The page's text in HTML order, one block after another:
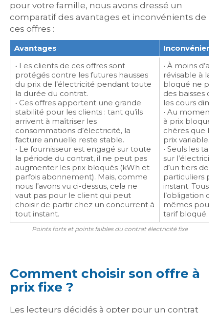
pour votre famille, nous avons dressé un
comparatif des avantages et inconvénients de
ces offres :
Avantages
Inconvénients
• Les clients de ces offres sont
protégés contre les futures hausses
du prix de l’électricité pendant toute
la durée du contrat.
• Ces offres apportent une grande
stabilité pour les clients : tant qu’ils
arrivent à maîtriser les
consommations d’électricité, la
facture annuelle reste stable.
• Le fournisseur est engagé sur toute
la période du contrat, il ne peut pas
augmenter les prix bloqués (kWh et
parfois abonnement). Mais, comme
nous l’avons vu ci-dessus, cela ne
vaut pas pour le client qui peut
choisir de partir chez un concurrent à
tout instant.
• À moins
révisable à la
bloqué ne
des baisses
les cours
• Au moment
à prix bloqué
chères que le
prix variable.
• Seuls les
sur
d’un tiers de
particuliers
instant. Tous
l’obligation
mêmes pour
tarif bloqué.
Points forts et points faibles du contrat électricité fixe
Comment choisir son offre à
prix fixe ?
Les lecteurs décidés à opter pour un contrat